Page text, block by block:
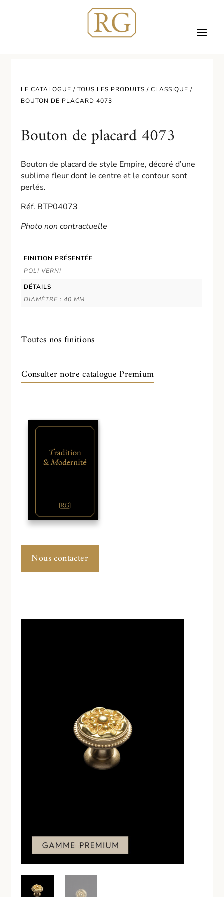
LE CATALOGUE /TOUS LES PRODUITS /CLASSIQUE /
BOUTON DE PLACARD 4073
Bouton de placard 4073
Bouton de placard de style Empire, décoré d’une
sublime fleur dont le centre et le contour sont
perlés.
Réf. BTP04073
Photo non contractuelle
FINITION PRÉSENTÉE
POLI VERNI
DÉTAILS
DIAMÈTRE : 40 MM
Toutes nos finitions
Consulter notre catalogue Premium
Nous contacter